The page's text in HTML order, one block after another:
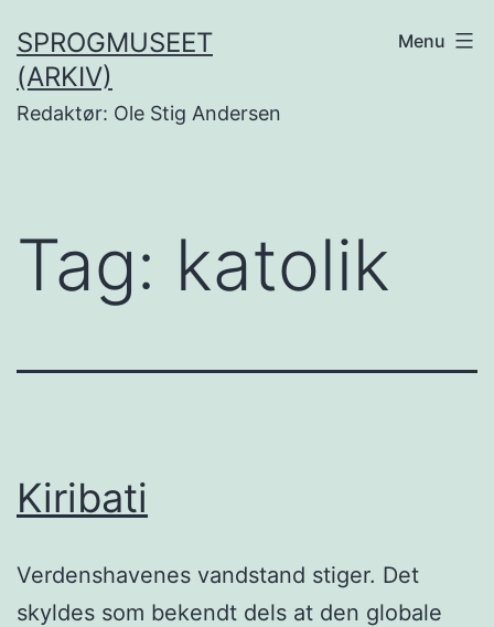
til
indhold
SPROGMUSEET
(ARKIV)
Redaktør: Ole Stig Andersen
Menu
Tag: katolik
Kiribati
Verdenshavenes vandstand stiger. Det
skyldes som bekendt dels at den globale